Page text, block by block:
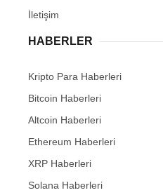
İletişim
HABERLER
Kripto Para Haberleri
Bitcoin Haberleri
Altcoin Haberleri
Ethereum Haberleri
XRP Haberleri
Solana Haberleri